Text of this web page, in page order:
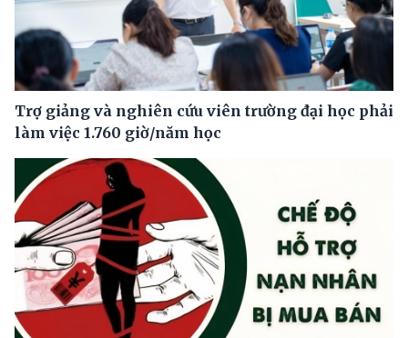
Trợ giảng và nghiên cứu viên trường đại học phải
làm việc 1.760 giờ/năm học